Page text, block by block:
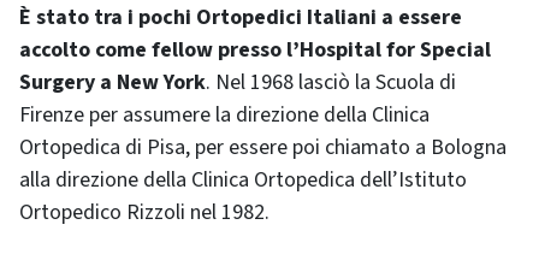
È stato tra i pochi Ortopedici Italiani a essere
accolto come fellow presso l’Hospital for Special
Surgery a New York. Nel 1968 lasciò la Scuola di
Firenze per assumere la direzione della Clinica
Ortopedica di Pisa, per essere poi chiamato a Bologna
alla direzione della Clinica Ortopedica dell’Istituto
Ortopedico Rizzoli nel 1982.